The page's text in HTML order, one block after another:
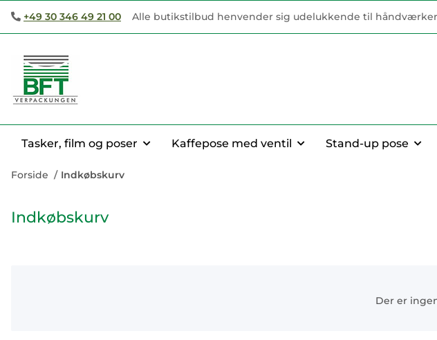
+49 30 346 49 21 00 Alle butikstilbud henvender sig udelukkende til
Tasker, film og poser Kaffepose med ventil Stand-up pose
Forside Indkøbskurv
Indkøbskurv
Der er